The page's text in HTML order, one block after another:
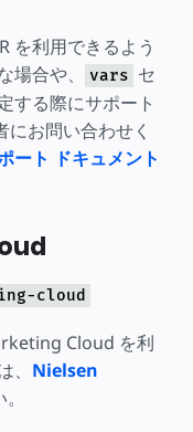
を利用できるよう
場合や、 vars セ
する際にサポート
お問い合わせく
ート ドキュメント
cloud
Cloud を利
Nielsen